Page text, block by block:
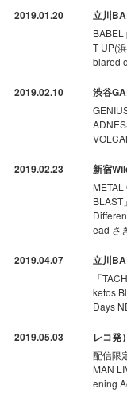
2019.01.20 立川
BABEL
T UP(
blared
2019.02.10 渋谷
2019.02.23 新宿
BLAST
ead さ
2019.04.07 立川
「
ketos
Days
2019.05.03 レコ発
配信限
MAN
ening